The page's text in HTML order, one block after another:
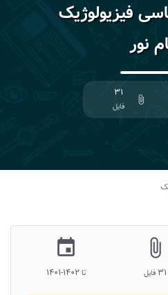
فیزیولوژیک
نور
attach_file
۳۱
فایل
attach_file
۳۱ فایل
insert_invitation
تا۱۴۰۲-۱۴۰۱